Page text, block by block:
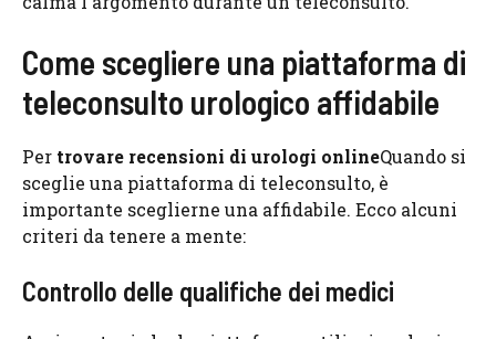
Come scegliere una piattaforma di
teleconsulto urologico affidabile
Per trovare recensioni di urologi onlineQuando si
sceglie una piattaforma di teleconsulto, è
importante sceglierne una affidabile. Ecco alcuni
criteri da tenere a mente:
Controllo delle qualifiche dei medici